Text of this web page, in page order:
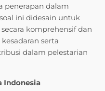
penerapan dalam
ini didesain untuk
komprehensif dan
serta
dalam pelestarian
Indonesia